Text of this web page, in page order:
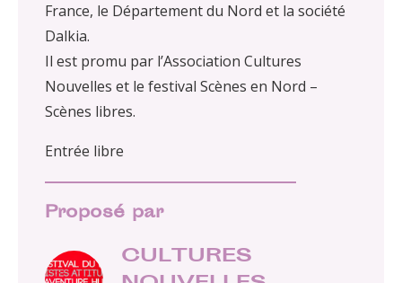
France, le Département du Nord et la société
Dalkia.
Il est promu par l’Association Cultures
Nouvelles et le festival Scènes en Nord –
Scènes libres.
Entrée libre
Proposé par
CULTURES